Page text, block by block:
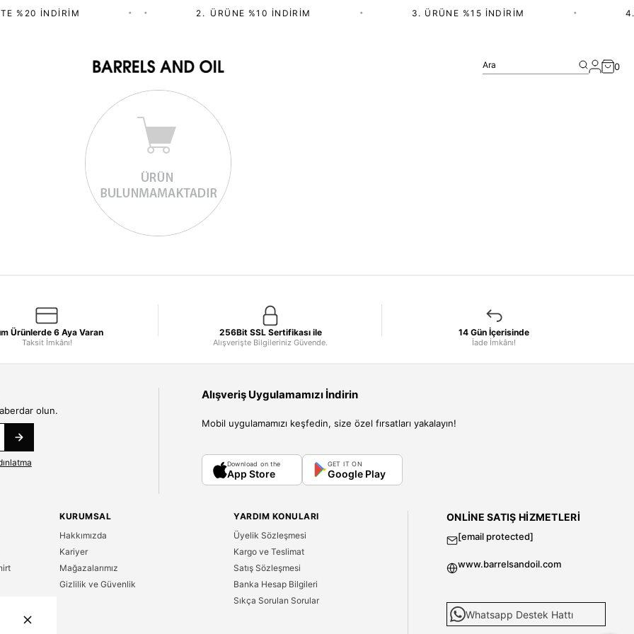
%20 İNDIRIM 2.⁠ ⁠ÜRÜNE %10 İNDIRIM 3. ÜRÜNE %15 İNDIRIM
Ara 0
Ürünlerde 6 Aya Varan
Taksit İmkânı!
256Bit SSL Sertifikası ile
Alışverişte Bilgileriniz Güvende.
14 Gün İçerisinde
İade İmkânı!
olun.
Alışveriş Uygulamamızı İndirin
Mobil uygulamamızı keşfedin, size özel fırsatları yakalayın!
Download on the
App Store
GET IT ON
Google Play
KURUMSAL
Hakkımızda
Kariyer
Mağazalarımız
Gizlilik ve Güvenlik
YARDIM KONULARI
Üyelik Sözleşmesi
Kargo ve Teslimat
Satış Sözleşmesi
Banka Hesap Bilgileri
Sıkça Sorulan Sorular
ONLINE SATIŞ HIZMETLERI
[email protected]
www.barrelsandoil.com
Whatsapp Destek Hattı